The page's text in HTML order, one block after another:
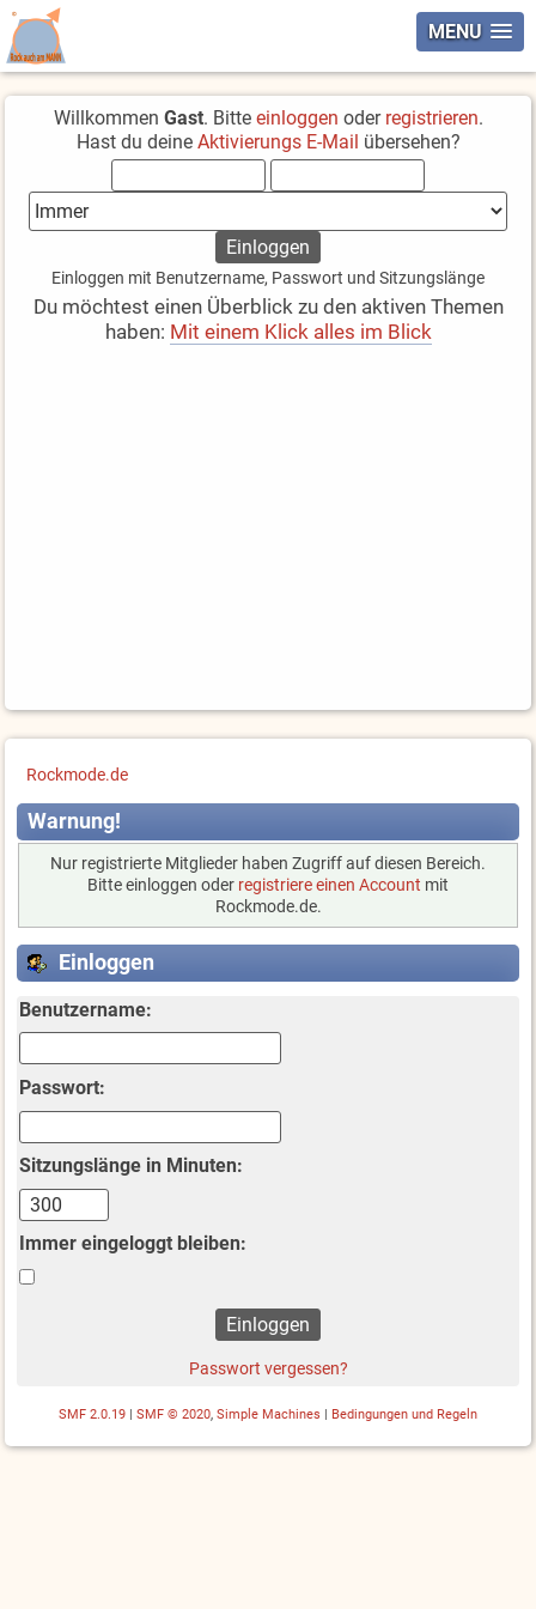
MENU
Willkommen Gast. Bitte einloggen oder registrieren.
Hast du deine Aktivierungs E-Mail übersehen?
Einloggen mit Benutzername, Passwort und Sitzungslänge
Du möchtest einen Überblick zu den aktiven Themen
haben: Mit einem Klick alles im Blick
Rockmode.de
Warnung!
Nur registrierte Mitglieder haben Zugriff auf diesen Bereich.
Bitte einloggen oder registriere einen Account mit
Rockmode.de.
Einloggen
Benutzername:
Passwort:
Sitzungslänge in Minuten:
Immer eingeloggt bleiben:
Passwort vergessen?
SMF 2.0.19 SMF © 2020, Simple Machines Bedingungen und Regeln